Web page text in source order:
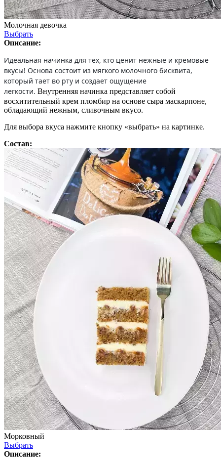
Молочная девочка
Выбрать
Описание:
Идеальная начинка для тех, кто ценит нежные и кремовые
вкусы! Основа состоит из мягкого молочного бисквита,
который тает во рту и создает ощущение
легкости. Внутренняя начинка представляет собой
восхитительный крем пломбир на основе сыра маскарпоне,
обладающий нежным, сливочным вкусо.
Для выбора вкуса нажмите кнопку «выбрать» на картинке.
Состав:
Морковный
Выбрать
Описание: